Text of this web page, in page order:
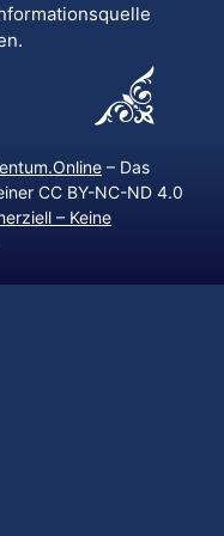
– Das
CC BY-NC-ND 4.0
– Keine